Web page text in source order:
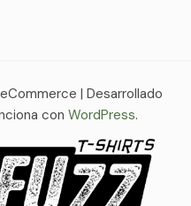
| Desarrollado
con WordPress.